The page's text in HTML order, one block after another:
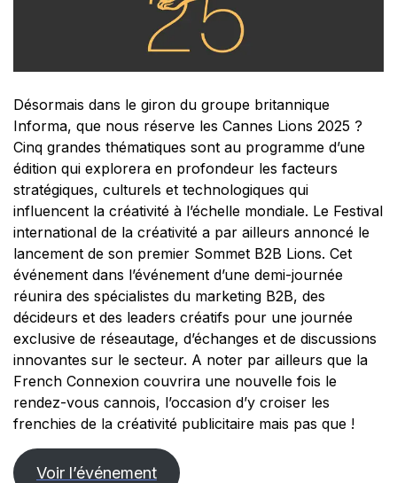
Désormais dans le giron du groupe britannique
Informa, que nous réserve les Cannes Lions 2025 ?
Cinq grandes thématiques sont au programme d’une
édition qui explorera en profondeur les facteurs
stratégiques, culturels et technologiques qui
influencent la créativité à l’échelle mondiale. Le Festival
international de la créativité a par ailleurs annoncé le
lancement de son premier Sommet B2B Lions. Cet
événement dans l’événement d’une demi-journée
réunira des spécialistes du marketing B2B, des
décideurs et des leaders créatifs pour une journée
exclusive de réseautage, d’échanges et de discussions
innovantes sur le secteur. A noter par ailleurs que la
French Connexion couvrira une nouvelle fois le
rendez-vous cannois, l’occasion d’y croiser les
frenchies de la créativité publicitaire mais pas que !
Voir l’événement